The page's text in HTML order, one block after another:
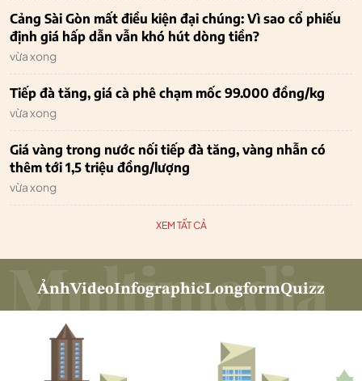
Cảng Sài Gòn mất điều kiện đại chúng: Vì sao cổ phiếu
định giá hấp dẫn vẫn khó hút dòng tiền?
vừa xong
Tiếp đà tăng, giá cà phê chạm mốc 99.000 đồng/kg
vừa xong
Giá vàng trong nước nối tiếp đà tăng, vàng nhẫn có
thêm tới 1,5 triệu đồng/lượng
vừa xong
XEM TẤT CẢ
ẢnhVideoInfographicLongformQuizz